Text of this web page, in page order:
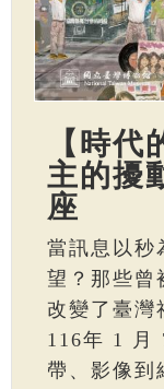
【時
主的擾
座
當訊息以秒
望？那些曾
改變了臺灣
116年 1 月
帶、影像到